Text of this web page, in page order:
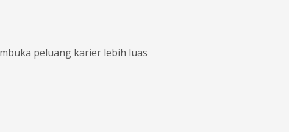
peluang karier lebih luas